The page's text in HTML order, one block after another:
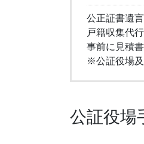
公正証書遺
戸籍収集代
事前に見積
※公証役場及
公証役場